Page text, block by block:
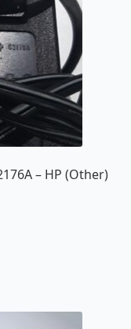
– HP (Other)